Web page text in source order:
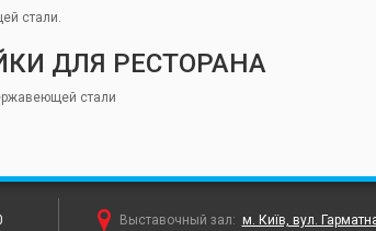
стали.
ДЛЯ РЕСТОРАНА
стали
Выставочный зал: м. Київ, вул.